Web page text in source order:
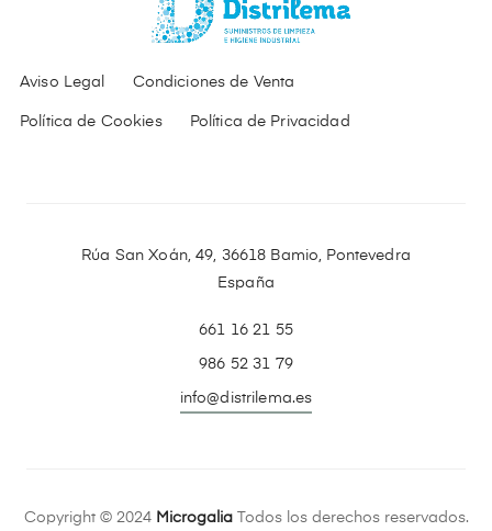
Aviso Legal Condiciones de Venta
Política de Cookies Política de Privacidad
Rúa San Xoán, 49, 36618 Bamio, Pontevedra
España
661 16 21 55
986 52 31 79
info@distrilema.es
Copyright © 2024 MicrogaliaTodos los derechos reservados.